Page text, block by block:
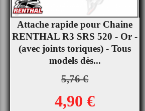
Attache rapide pour Chaine
RENTHAL R3 SRS 520 - Or -
(avec joints toriques) - Tous
models dès...
5,76 €
4,90 €
Aperçu rapide